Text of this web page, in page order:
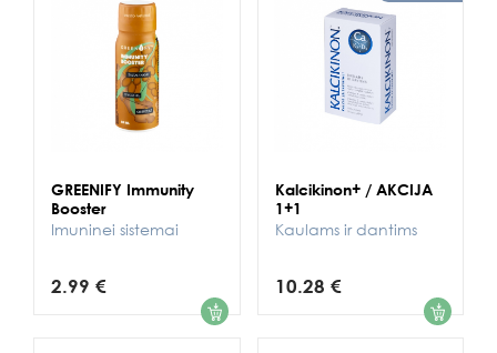
GREENIFY Immunity
Booster
Imuninei sistemai
2.99 € 1
Kalcikinon+ / AKCIJA
1+1
Kaulams ir dantims
10.28 € 1